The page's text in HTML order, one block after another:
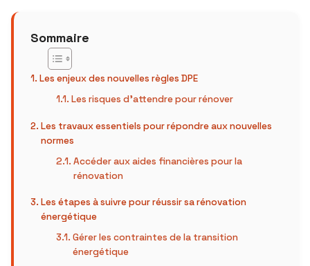
Sommaire
Les enjeux des nouvelles règles DPE
Les risques d’attendre pour rénover
Les travaux essentiels pour répondre aux nouvelles
normes
Accéder aux aides financières pour la
rénovation
Les étapes à suivre pour réussir sa rénovation
énergétique
Gérer les contraintes de la transition
énergétique